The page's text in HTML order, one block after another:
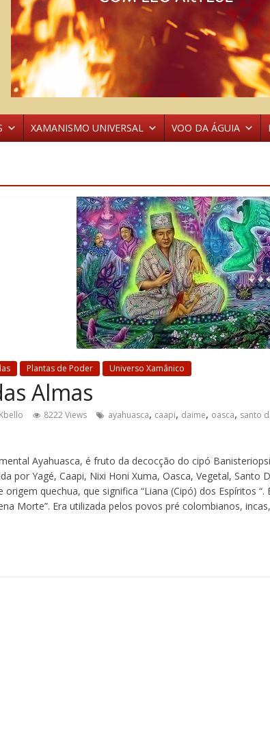
XAMANISMO UNIVERSAL VOO DA ÁGUIA
Plantas de Poder Universo Xamânico
Almas
Kbello 8222 Views ayahuasca, caapi, daime, oasca, santo
Ayahuasca, é fruto da decocção do cipó
por Yagé, Caapi, Nixi Honi Xuma, Oasca, Vegetal, Santo
origem quechua, que significa “Liana (Cipó) dos Espíritos
Morte”. Era utilizada pelos povos pré colombianos,